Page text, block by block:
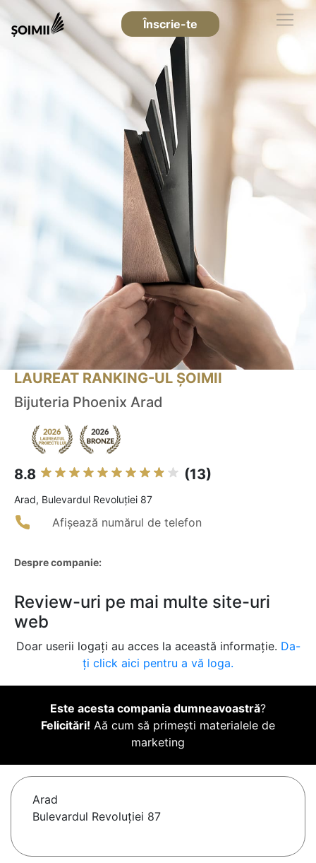
Înscrie-te
LAUREAT RANKING-UL ȘOIMII
Bijuteria Phoenix Arad
8.8 (13)
Arad, Bulevardul Revoluției 87
Afișează numărul de telefon
Despre companie:
Review-uri pe mai multe site-uri
web
Doar userii logați au acces la această informație. Da-
ți click aici pentru a vă loga.
Este acesta compania dumneavoastră?
Felicitări! Aă cum să primești materialele de
marketing
Arad
Bulevardul Revoluției 87